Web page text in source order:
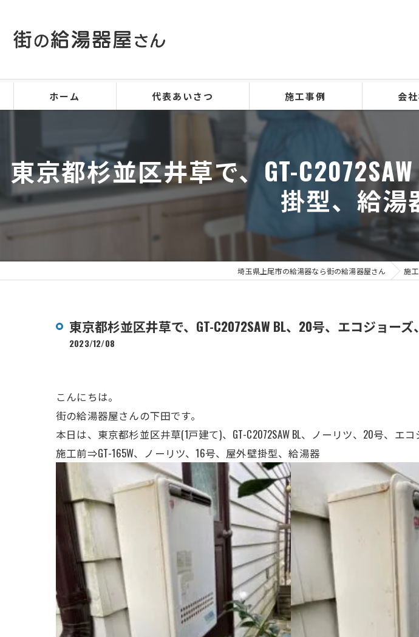
ホーム 代表あいさつ 施工事例 会
東京都杉並区井草で、GT-
掛型、給湯
埼玉県上尾市の給湯器なら街の給湯器屋さん 施
東京都杉並区井草で、GT-C2072SAW BL、20号、エコジョー
2023/12/08
こんにちは。
街の給湯器屋さんの下田です。
本日は、東京都杉並区井草(1戸建て)、GT-C2072SAW BL、ノーリツ、20号、
施工前⇒GT-165W、ノーリツ、16号、屋外壁掛型、給湯器